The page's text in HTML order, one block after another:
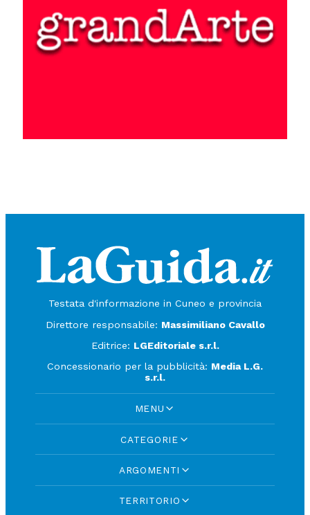
Testata d'informazione in Cuneo e provincia
Direttore responsabile: Massimiliano Cavallo
Editrice: LGEditoriale s.r.l.
Concessionario per la pubblicità: Media L.G.
s.r.l.
MENU
CATEGORIE
ARGOMENTI
TERRITORIO